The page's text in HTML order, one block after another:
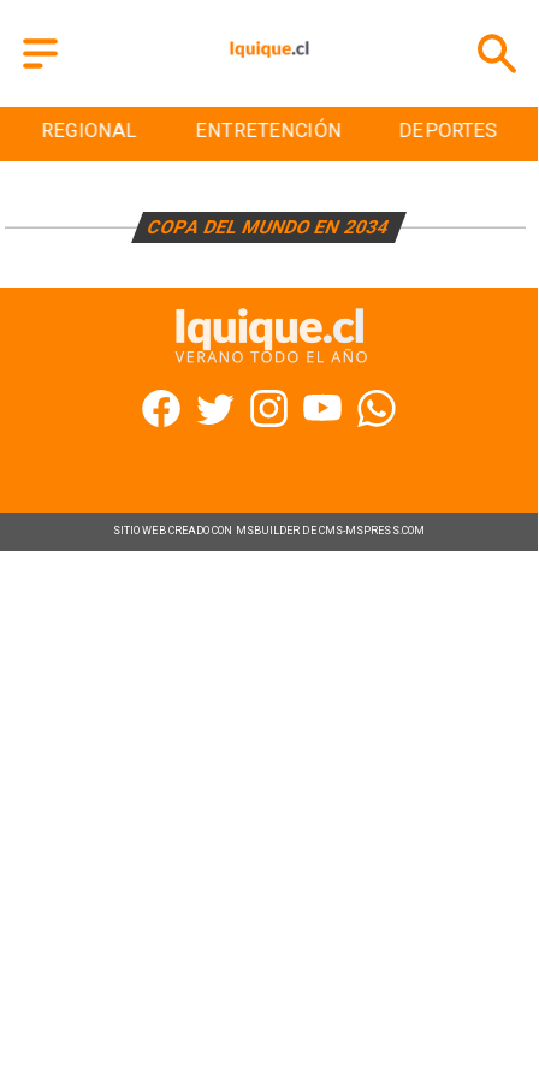
REGIONAL ENTRETENCIÓN DEPORTES
COPA DEL MUNDO EN 2034
SITIO WEB CREADO CON MSBUILDER DE CMS-MSPRESS.COM